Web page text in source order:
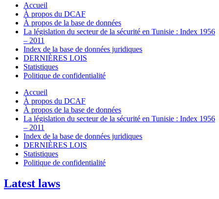
Accueil
À propos du DCAF
À propos de la base de données
La législation du secteur de la sécurité en Tunisie : Index 1956
– 2011
Index de la base de données juridiques
DERNIÈRES LOIS
Statistiques
Politique de confidentialité
Accueil
À propos du DCAF
À propos de la base de données
La législation du secteur de la sécurité en Tunisie : Index 1956
– 2011
Index de la base de données juridiques
DERNIÈRES LOIS
Statistiques
Politique de confidentialité
Latest laws